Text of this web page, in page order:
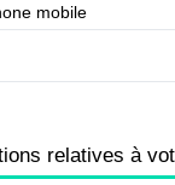
mobile
relatives à